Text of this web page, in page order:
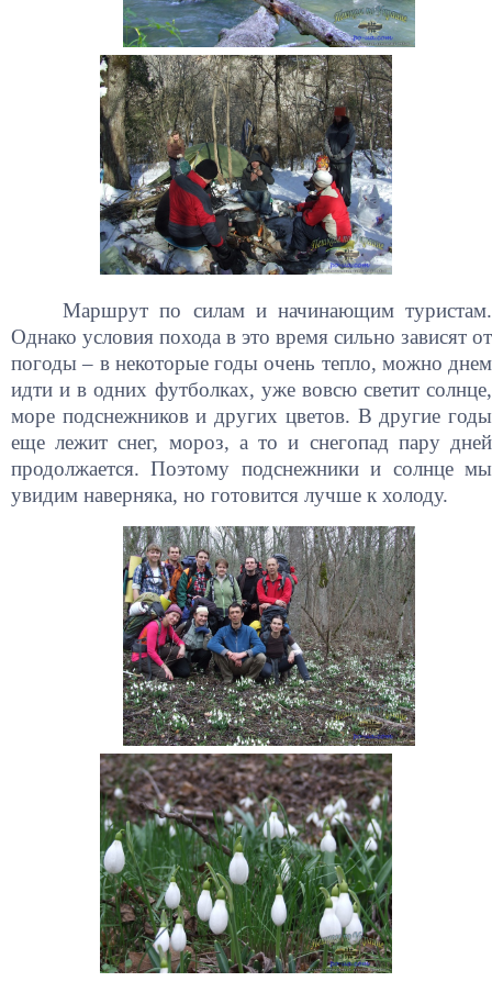
Маршрут по силам и начинающим туристам.
Однако условия похода в это время сильно зависят от
погоды – в некоторые годы очень тепло, можно днем
идти и в одних футболках, уже вовсю светит солнце,
море подснежников и других цветов. В другие годы
еще лежит снег, мороз, а то и снегопад пару дней
продолжается. Поэтому подснежники и солнце мы
увидим наверняка, но готовится лучше к холоду.